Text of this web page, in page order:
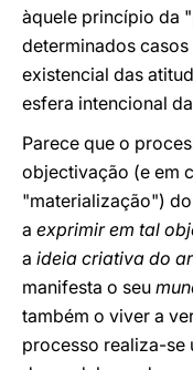
àquele princípio da
determinados
existencial das
esfera intencional
Parece que o
objectivação (e em
"materialização")
a exprimir em tal
a ideia criativa do
manifesta o seu
também o viver a
processo realiza-se